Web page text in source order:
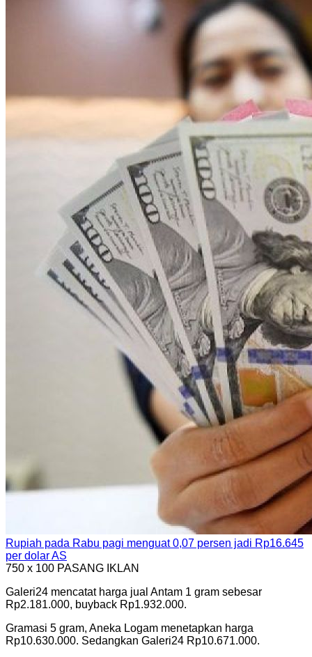
Rupiah pada Rabu pagi menguat 0,07 persen jadi Rp16.645
per dolar AS
750 x 100 PASANG IKLAN
Galeri24 mencatat harga jual Antam 1 gram sebesar
Rp2.181.000, buyback Rp1.932.000.
Gramasi 5 gram, Aneka Logam menetapkan harga
Rp10.630.000. Sedangkan Galeri24 Rp10.671.000.